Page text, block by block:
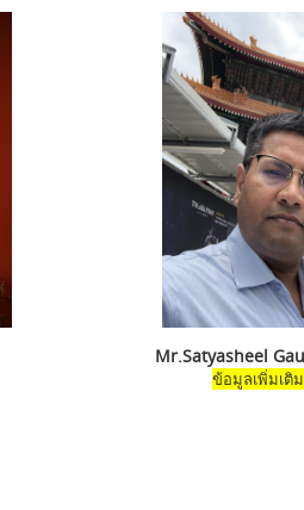
ข้อมูลเพิ่มเติม